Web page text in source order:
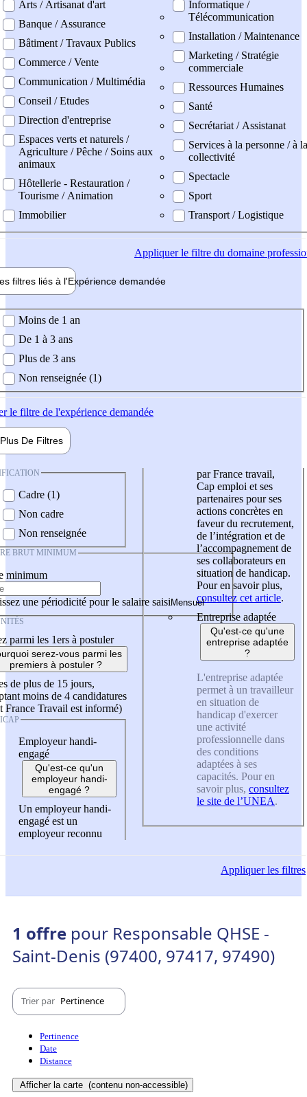
Arts / Artisanat d'art
Banque / Assurance
Bâtiment / Travaux Publics
Commerce / Vente
Communication / Multimédia
Conseil / Etudes
Direction d'entreprise
Espaces verts et naturels /
Agriculture / Pêche / Soins aux
animaux
Hôtellerie - Restauration /
Tourisme / Animation
Immobilier
Informatique /
Télécommunication
Installation / Maintenance
Marketing / Stratégie
commerciale
Ressources Humaines
Santé
Secrétariat / Assistanat
Services à la personne / à la
collectivité
Spectacle
Sport
Transport / Logistique
Appliquerle filtre du domaine
filtres liés à l'Expérience demandée
demandée
Moins de 1 an
De 1 à 3 ans
Plus de 3 ans
Non renseignée (1)
le filtre de l'expérience demandée
Plus De Filtres
Cadre (1)
Non cadre
Non renseignée
BRUT MINIMUM
minimum
une périodicité pour le salaire saisi
parmi les 1ers à postuler
serez-vous parmi les
premiers à postuler ?
de plus de 15 jours,
moins de 4 candidatures
France Travail est informé)
Employeur handi-
engagé
Qu'est-ce qu'un
employeur handi-
engagé ?
Un employeur handi-
engagé est un
employeur reconnu
par France travail,
Cap emploi et ses
partenaires pour ses
actions concrètes en
faveur du recrutement,
de l’intégration et de
l’accompagnement de
ses collaborateurs en
situation de handicap.
Pour en savoir plus,
consultez cet article.
Entreprise adaptée
Qu'est-ce qu'une
entreprise adaptée
?
L'entreprise adaptée
permet à un travailleur
en situation de
handicap d'exercer
une activité
professionnelle dans
des conditions
adaptées à ses
capacités. Pour en
savoir plus, consultez
le site de l’UNEA.
Appliquerles filtres
1 offre pour Responsable QHSE -
Saint-Denis (97400, 97417, 97490)
Trier par Pertinence
Pertinence
Date
Distance
Afficher la carte (contenu non-accessible)